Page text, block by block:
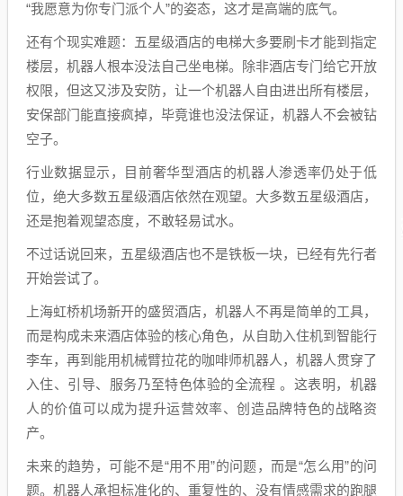
“我愿意为你专门派个人”的姿态，这才是高端的底气。
还有个现实难题：五星级酒店的电梯大多要刷卡才能到指定
楼层，机器人根本没法自己坐电梯。除非酒店专门给它开放
权限，但这又涉及安防，让一个机器人自由进出所有楼层，
安保部门能直接疯掉，毕竟谁也没法保证，机器人不会被钻
空子。
行业数据显示，目前奢华型酒店的机器人渗透率仍处于低
位，绝大多数五星级酒店依然在观望。大多数五星级酒店，
还是抱着观望态度，不敢轻易试水。
不过话说回来，五星级酒店也不是铁板一块，已经有先行者
开始尝试了。
上海虹桥机场新开的盛贸酒店，机器人不再是简单的工具，
而是构成未来酒店体验的核心角色，从自助入住机到智能行
李车，再到能用机械臂拉花的咖啡师机器人，机器人贯穿了
入住、引导、服务乃至特色体验的全流程 。这表明，机器
人的价值可以成为提升运营效率、创造品牌特色的战略资
产。
未来的趋势，可能不是“用不用”的问题，而是“怎么用”的问
题。机器人承担标准化的、重复性的、没有情感需求的跑腿